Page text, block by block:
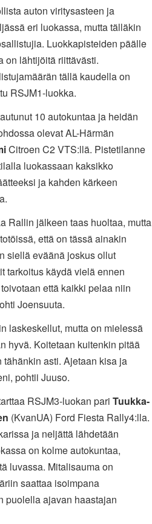
auton viritysasteen ja
eri luokassa, mutta tälläkin
Luokkapisteiden päälle
on lähtijöitä riittävästi.
tällä kaudella on
RSJM1-luokka.
10 autokuntaa ja heidän
olevat AL-Härmän
Citroen C2 VTS:llä. Pistetilanne
luokassaan kaksikko
ja kahden kärkeen
Rallin jälkeen taas huoltaa, mutta
että on tässä ainakin
siellä eväänä joskus ollut
tarkoitus käydä vielä ennen
että kaikki pelaa niin
Joensuuta.
laskeskellut, mutta on mielessä
hyvä. Koitetaan kuitenkin pitää
asti. Ajetaan kisa ja
pohtii Juuso.
RSJM3-luokan pari Tuukka-
(KvanUA) Ford Fiesta Rally4:lla.
ja neljättä lähdetään
on kolme autokuntaa,
luvassa. Mitalisauma on
saattaa isoimpana
puolella ajavan haastajan